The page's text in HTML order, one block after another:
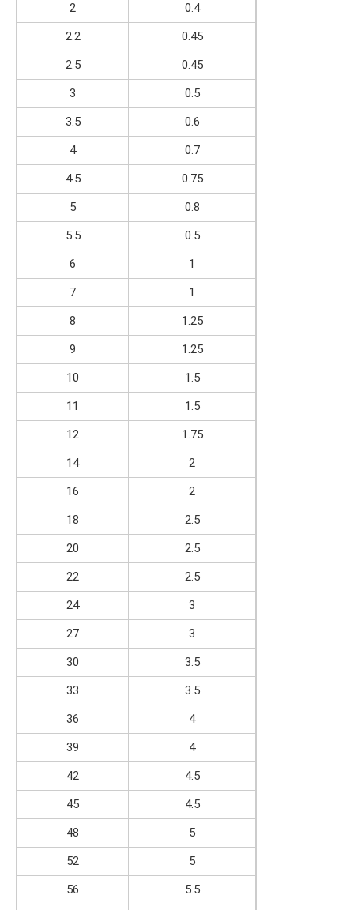
2
0.4
2.2
0.45
2.5
0.45
3
0.5
3.5
0.6
4
0.7
4.5
0.75
5
0.8
5.5
0.5
6
1
7
1
8
1.25
9
1.25
10
1.5
11
1.5
12
1.75
14
2
16
2
18
2.5
20
2.5
22
2.5
24
3
27
3
30
3.5
33
3.5
36
4
39
4
42
4.5
45
4.5
48
5
52
5
56
5.5